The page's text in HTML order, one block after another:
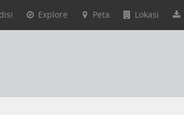
Explore Peta Lokasi